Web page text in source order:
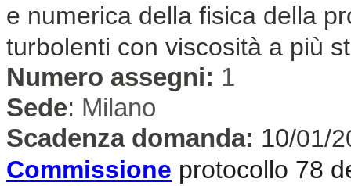
e numerica della fisica della
turbolenti con viscosità a più
Numero assegni: 1
Sede: Milano
Scadenza domanda: 10/01/
Commissione protocollo 78